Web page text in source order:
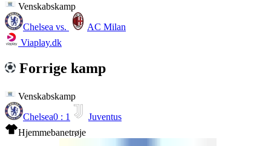
Venskabskamp
Chelsea vs.
AC Milan
Viaplay.dk
Forrige kamp
Venskabskamp
Chelsea0 : 1
Juventus
Hjemmebanetrøje